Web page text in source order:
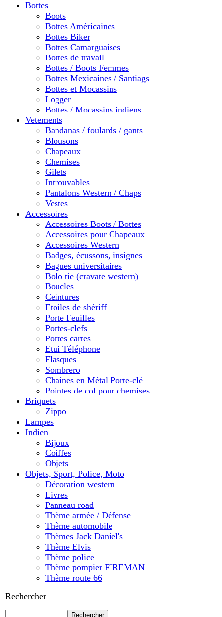
Bottes
Boots
Bottes Américaines
Bottes Biker
Bottes Camarguaises
Bottes de travail
Bottes / Boots Femmes
Bottes Mexicaines / Santiags
Bottes et Mocassins
Logger
Bottes / Mocassins indiens
Vetements
Bandanas / foulards / gants
Blousons
Chapeaux
Chemises
Gilets
Introuvables
Pantalons Western / Chaps
Vestes
Accessoires
Accessoires Boots / Bottes
Accessoires pour Chapeaux
Accessoires Western
Badges, écussons, insignes
Bagues universitaires
Bolo tie (cravate western)
Boucles
Ceintures
Etoiles de shériff
Porte Feuilles
Portes-clefs
Portes cartes
Etui Téléphone
Flasques
Sombrero
Chaines en Métal Porte-clé
Pointes de col pour chemises
Briquets
Zippo
Lampes
Indien
Bijoux
Coiffes
Objets
Objets, Sport, Police, Moto
Décoration western
Livres
Panneau road
Thème armée / Défense
Thème automobile
Thèmes Jack Daniel's
Thème Elvis
Thème police
Thème pompier FIREMAN
Thème route 66
Rechercher